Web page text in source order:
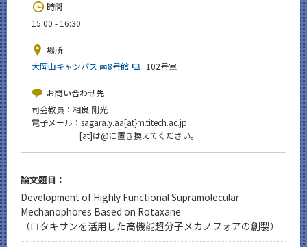
時間
15:00 - 16:30
場所
大岡山キャンパス 南8号館
102号室
お問い合わせ先
司会教員：相良 剛光
電子メール：sagara.y.aa[at}m.titech.ac.jp
[at]は@に置き換えてください。
論文題目：
Development of Highly Functional Supramolecular
Mechanophores Based on Rotaxane
（ロタキサンを活用した高機能超分子メカノフォアの創製）
材料系 News
イベントカレンダー
Event Calendar
今後のイベント
今後の課程別イベント
年別アーカイブ
サイト構成
CLOSE